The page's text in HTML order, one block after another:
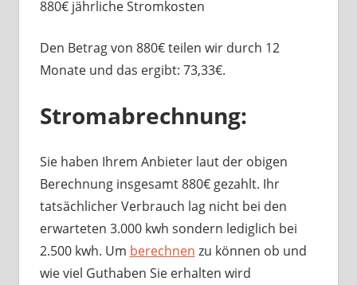
880€ jährliche Stromkosten
Den Betrag von 880€ teilen wir durch 12
Monate und das ergibt: 73,33€.
Stromabrechnung:
Sie haben Ihrem Anbieter laut der obigen
Berechnung insgesamt 880€ gezahlt. Ihr
tatsächlicher Verbrauch lag nicht bei den
erwarteten 3.000 kwh sondern lediglich bei
2.500 kwh. Um berechnen zu können ob und
wie viel Guthaben Sie erhalten wird